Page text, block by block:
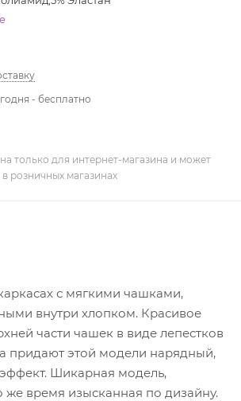
- бесплатно
только для интернет-магазина и может
розничных магазинах
с мягкими чашками,
внутри хлопком. Красивое
части чашек в виде лепестков
придают этой модели нарядный,
Шикарная модель,
же время изысканная по дизайну.